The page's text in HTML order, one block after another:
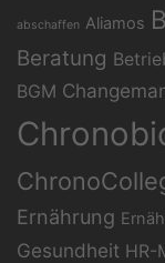
abschaffen Aliamos
Beratung
BGM
Ernährung
Gesundheit HR-